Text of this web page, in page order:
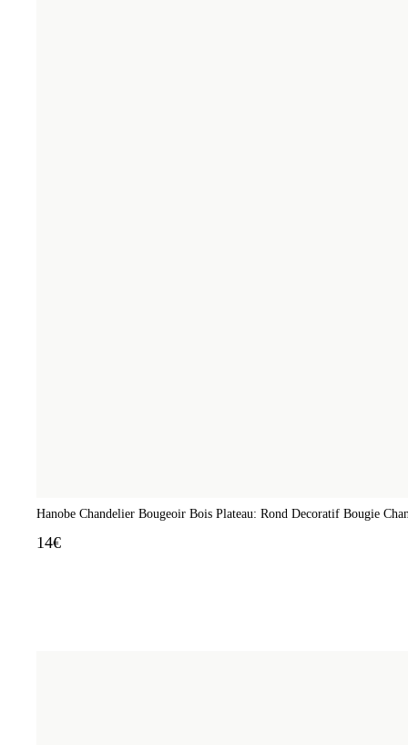
Hanobe Chandelier Bougeoir Bois Plateau: Rond Decoratif Bougie
14€